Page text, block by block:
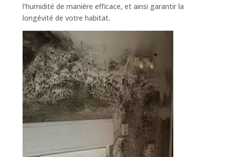
l’humidité de manière efficace, et ainsi garantir la
longévité de votre habitat.